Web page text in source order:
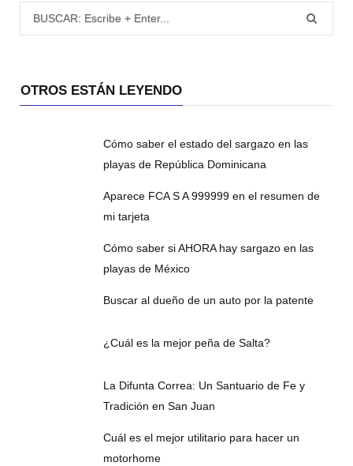
OTROS ESTÁN LEYENDO
Cómo saber el estado del sargazo en las
playas de República Dominicana
Aparece FCA S A 999999 en el resumen de
mi tarjeta
Cómo saber si AHORA hay sargazo en las
playas de México
Buscar al dueño de un auto por la patente
¿Cuál es la mejor peña de Salta?
La Difunta Correa: Un Santuario de Fe y
Tradición en San Juan
Cuál es el mejor utilitario para hacer un
motorhome